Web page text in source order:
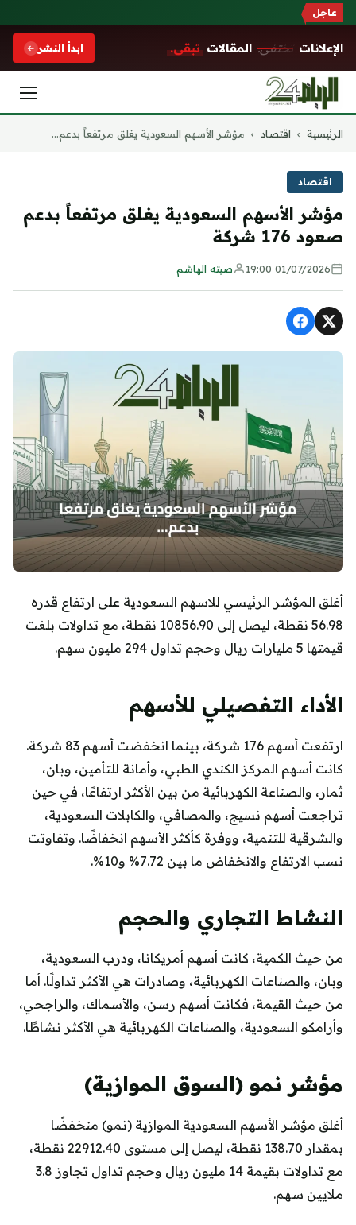
عاجل
الإعلانات تختفي. المقالات تبقى. ابدأ النشر
التجاوز
الرئيسية › اقتصاد › مؤشر الأسهم السعودية يغلق مرتفعاً بدعم...
اقتصاد
مؤشر الأسهم السعودية يغلق مرتفعاً بدعم
صعود 176 شركة
01/07/2026 19:00 صيته الهاشم
أغلق المؤشر الرئيسي للاسهم السعودية على ارتفاع قدره
56.98 نقطة، ليصل إلى 10856.90 نقطة، مع تداولات بلغت
قيمتها 5 مليارات ريال وحجم تداول 294 مليون سهم.
الأداء التفصيلي للأسهم
ارتفعت أسهم 176 شركة، بينما انخفضت أسهم 83 شركة.
كانت أسهم المركز الكندي الطبي، وأمانة للتأمين، وبان،
ثمار، والصناعة الكهربائية من بين الأكثر ارتفاعًا، في حين
تراجعت أسهم نسيج، والمصافي، والكابلات السعودية،
والشرقية للتنمية، ووفرة كأكثر الأسهم انخفاضًا. وتفاوتت
نسب الارتفاع والانخفاض ما بين 7.72% و10%.
النشاط التجاري والحجم
من حيث الكمية، كانت أسهم أمريكانا، ودرب السعودية،
وبان، والصناعات الكهربائية، وصادرات هي الأكثر تداولًا. أما
من حيث القيمة، فكانت أسهم رسن، والأسماك، والراجحي،
وأرامكو السعودية، والصناعات الكهربائية هي الأكثر نشاطًا.
مؤشر نمو (السوق الموازية)
أغلق مؤشر الأسهم السعودية الموازية (نمو) منخفضًا
بمقدار 138.70 نقطة، ليصل إلى مستوى 22912.40 نقطة،
مع تداولات بقيمة 14 مليون ريال وحجم تداول تجاوز 3.8
ملايين سهم.